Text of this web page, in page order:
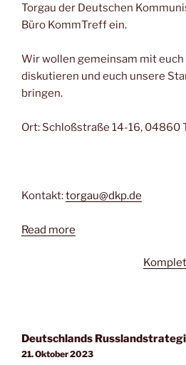
Torgau der Deutschen
Büro KommTreff ein.
Wir wollen gemeinsam mit
diskutieren und euch unsere
bringen.
Ort: Schloßstraße 14-16, 04860
Kontakt:torgau@dkp.de
Read more
Deutschlands
21. Oktober 2023